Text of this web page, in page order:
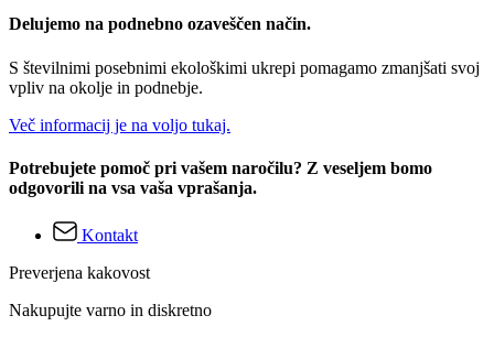
Delujemo na podnebno ozaveščen način.
S številnimi posebnimi ekološkimi ukrepi pomagamo zmanjšati svoj
vpliv na okolje in podnebje.
Več informacij je na voljo tukaj.
Potrebujete pomoč pri vašem naročilu? Z veseljem bomo
odgovorili na vsa vaša vprašanja.
Kontakt
Preverjena kakovost
Nakupujte varno in diskretno